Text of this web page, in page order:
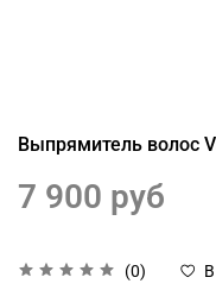
Выпрямитель волос
(0)
7 900 руб